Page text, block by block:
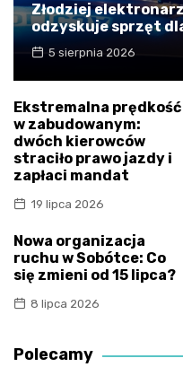
Złodziej
odzyskuje sprzęt
5 sierpnia 2026
Ekstremalna prędkość
w zabudowanym:
dwóch kierowców
straciło prawo jazdy i
zapłaci mandat
19 lipca 2026
Nowa organizacja
ruchu w Sobótce: Co
się zmieni od 15 lipca?
8 lipca 2026
Polecamy